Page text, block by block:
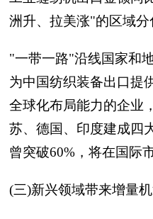
洲升、拉美涨"的区域分
"一带一路"沿线国家和
为中国纺织装备出口提
全球化布局能力的企业
苏、德国、印度建成四
曾突破60%，将在国际
(三)新兴领域带来增量